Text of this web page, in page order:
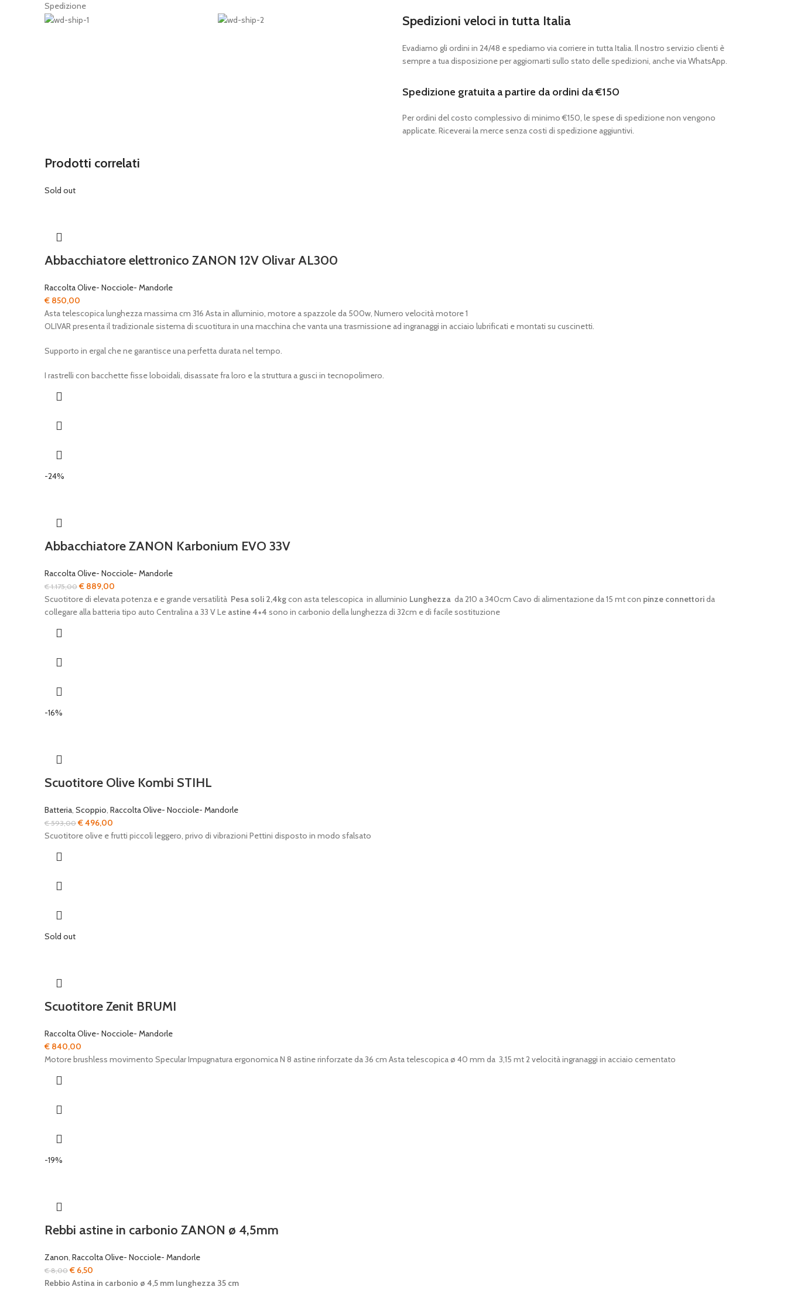
Spedizione
Spedizioni veloci in tutta Italia
Evadiamo gli ordini in 24/48 e spediamo via corriere in tutta Italia. Il nostro servizio clienti è
sempre a tua disposizione per aggiornarti sullo stato delle spedizioni, anche via WhatsApp.
Spedizione gratuita a partire da ordini da €150
Per ordini del costo complessivo di minimo €150, le spese di spedizione non vengono
applicate. Riceverai la merce senza costi di spedizione aggiuntivi.
Prodotti correlati
Sold out
Abbacchiatore elettronico ZANON 12V Olivar AL300
Raccolta Olive- Nocciole- Mandorle
€ 850,00
Asta telescopica lunghezza massima cm 316 Asta in alluminio, motore a spazzole da 500w, Numero velocità motore 1
OLIVAR presenta il tradizionale sistema di scuotitura in una macchina che vanta una trasmissione ad ingranaggi in acciaio lubrificati e montati su cuscinetti.
Supporto in ergal che ne garantisce una perfetta durata nel tempo.
I rastrelli con bacchette fisse loboidali, disassate fra loro e la struttura a gusci in tecnopolimero.
-24%
Abbacchiatore ZANON Karbonium EVO 33V
Raccolta Olive- Nocciole- Mandorle
€1.175,00Il
prezzo
originale
€ 889,00
prezzo
attuale
Scuotitore di elevata potenza e e grande versatilità Pesa soli 2,4kgcon asta telescopica in alluminio Lunghezza da 210 a 340cm Cavo di alimentazione da 15 mt con pinze connettorida
collegare alla batteria tipo auto Centralina a 33 V Le astine 4+4 sono in carbonio della lunghezza di 32cm e di facile sostituzione
-16%
Scuotitore Olive Kombi STIHL
Batteria, Scoppio, Raccolta Olive- Nocciole- Mandorle
€593,00Il
prezzo
€496,00
prezzo
Scuotitore olive e frutti piccoli leggero, privo di vibrazioni Pettini disposto in modo sfalsato
Sold out
Scuotitore Zenit BRUMI
Raccolta Olive- Nocciole- Mandorle
€ 840,00
Motore brushless movimento Specular Impugnatura ergonomica N 8 astine rinforzate da 36 cm Asta telescopica ø 40 mm da 3,15 mt 2 velocità ingranaggi in acciaio cementato
-19%
Rebbi astine in carbonio ZANON ø 4,5mm
Zanon, Raccolta Olive- Nocciole- Mandorle
€8,00Il
prezzo
€ 6,50
prezzo
Rebbio Astina in carbonio ø 4,5 mm lunghezza 35 cm